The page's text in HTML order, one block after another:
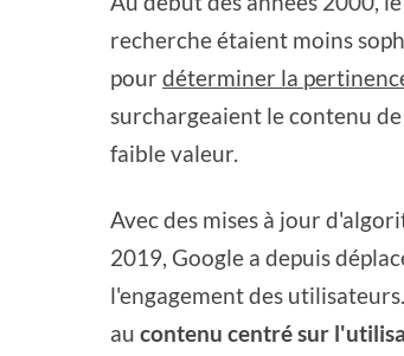
recherche étaient moins
pourdéterminer la
surchargeaient le contenu
faible valeur.
Avec des mises à jour
2019, Google a depuis
l'engagement des
aucontenu centré sur